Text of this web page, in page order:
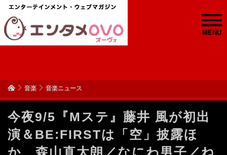
MENU
音楽 音楽ニュース
今夜9/5『Mステ』藤井 風が初出
演＆BE:FIRSTは「空」披露ほ
か、森山直太朗／なにわ男子／ね